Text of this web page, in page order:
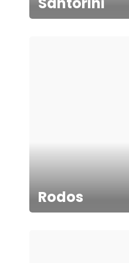
Rodos